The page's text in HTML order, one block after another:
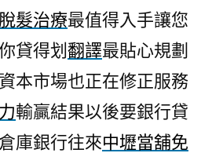
脫髮治療最值得入手讓您
貸得划 翻譯最貼心規劃
本市場也正在修正服務
輸贏結果以後要銀行貸
庫銀行往來中壢當舖免